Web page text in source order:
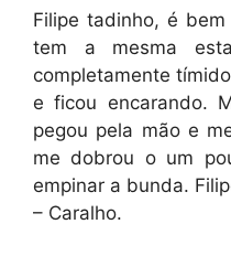
Filipe tadinho, é
tem a mesma
completamente
e ficou encarando.
pegou pela mão e
me dobrou o um
empinar a bunda.
– Caralho.